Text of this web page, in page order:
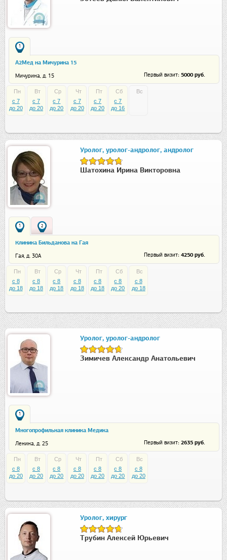
1
А2Мед на Мичурина 15
Мичурина, д. 15 Первый визит: 5000 руб.
Пн
c 7
до 20
Вт
c 7
до 20
Ср
c 7
до 20
Чт
c 7
до 20
Пт
c 7
до 20
Сб
c 7
до 16
Вс
Уролог, уролог-андролог, андролог
Шатохина Ирина Викторовна
1 2
Клиника Бильданова на Гая
Гая, д. 30А Первый визит: 4250 руб.
Пн
c 8
до 18
Вт
c 8
до 18
Ср
c 8
до 18
Чт
c 8
до 18
Пт
c 8
до 18
Сб
c 8
до 20
Вс
c 8
до 18
Уролог, уролог-андролог
Зимичев Александр Анатольевич
1
Многопрофильная клиника Медика
Ленина, д. 25 Первый визит: 2635 руб.
Пн
c 8
до 20
Вт
c 8
до 20
Ср
c 8
до 20
Чт
c 8
до 20
Пт
c 8
до 20
Сб
c 8
до 20
Вс
c 8
до 20
Уролог, хирург
Трубин Алексей Юрьевич